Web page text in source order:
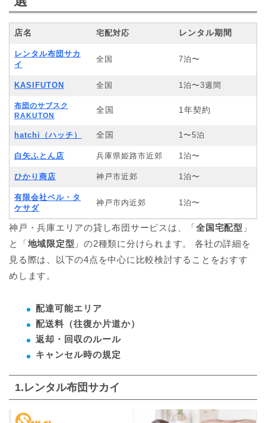
店名 宅配対応 レンタル期間
レンタル布団サカ
イ
全国 7泊〜
KASIFUTON 全国 1泊〜3週間
布団のサブスク
RAKUTON
全国 1年契約
hatchi（ハッチ） 全国 1〜5泊
白矢ふとん店 兵庫県姫路市近郊 1泊〜
ひかり商店 神戸市近郊 1泊〜
有限会社ベル・タ
ケサダ
神戸市内近郊 1泊〜
神戸・兵庫エリアの貸し布団サービスは、「全国宅配型 」
と「地域限定型 」の2種類に分けられます。 各社の詳細を
見る際は、以下の4点を中心に比較検討することをおすす
めします。
配達可能エリア
配送料（往復か片道か）
返却・回収のルール
キャンセル時の規定
1.レンタル布団サカイ